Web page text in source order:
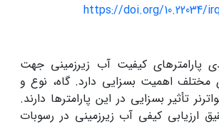
https://doi.org/10.22034/
پارامترهای کیفیت آب زیرزمینی جهت
مختلف اهمیت بسزایی دارد. گاه، نوع و
تأثیر بسزایی در این پارامترها دارند.
ارزیابی کیفی آب زیرزمینی در رسوبات